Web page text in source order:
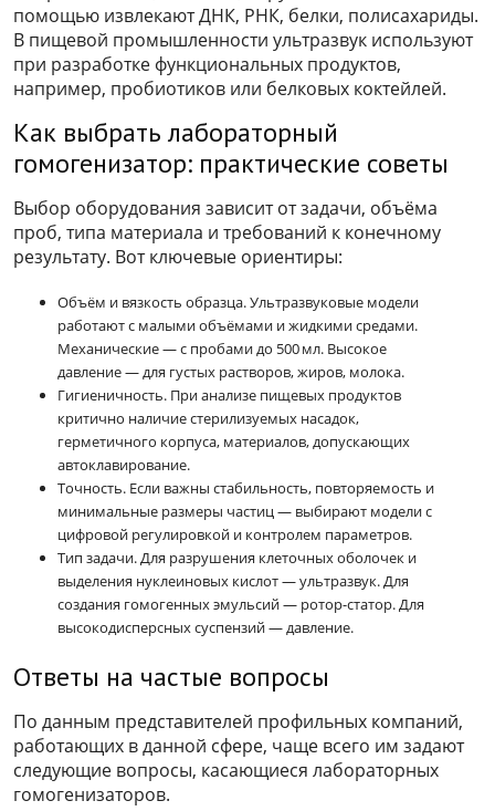
помощью извлекают ДНК, РНК, белки, полисахариды.
В пищевой промышленности ультразвук используют
при разработке функциональных продуктов,
например, пробиотиков или белковых коктейлей.
Как выбрать лабораторный
гомогенизатор: практические советы
Выбор оборудования зависит от задачи, объёма
проб, типа материала и требований к конечному
результату. Вот ключевые ориентиры:
Объём и вязкость образца. Ультразвуковые модели
работают с малыми объёмами и жидкими средами.
Механические — с пробами до 500 мл. Высокое
давление — для густых растворов, жиров, молока.
Гигиеничность. При анализе пищевых продуктов
критично наличие стерилизуемых насадок,
герметичного корпуса, материалов, допускающих
автоклавирование.
Точность. Если важны стабильность, повторяемость и
минимальные размеры частиц — выбирают модели с
цифровой регулировкой и контролем параметров.
Тип задачи. Для разрушения клеточных оболочек и
выделения нуклеиновых кислот — ультразвук. Для
создания гомогенных эмульсий — ротор-статор. Для
высокодисперсных суспензий — давление.
Ответы на частые вопросы
По данным представителей профильных компаний,
работающих в данной сфере, чаще всего им задают
следующие вопросы, касающиеся лабораторных
гомогенизаторов.